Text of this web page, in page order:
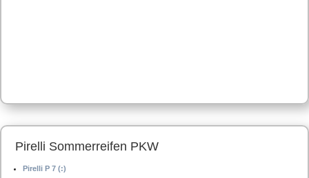
Pirelli Sommerreifen PKW
Pirelli P 7 (:)